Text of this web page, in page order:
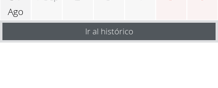
Ago
Ir al histórico